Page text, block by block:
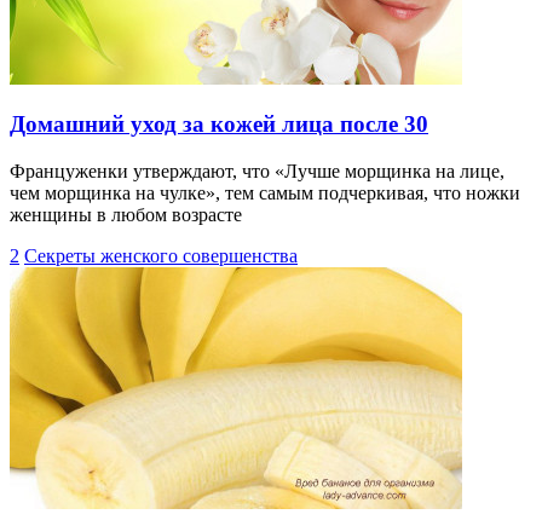
Домашний уход за кожей лица после 30
Француженки утверждают, что «Лучше морщинка на лице,
чем морщинка на чулке», тем самым подчеркивая, что ножки
женщины в любом возрасте
2 Секреты женского совершенства